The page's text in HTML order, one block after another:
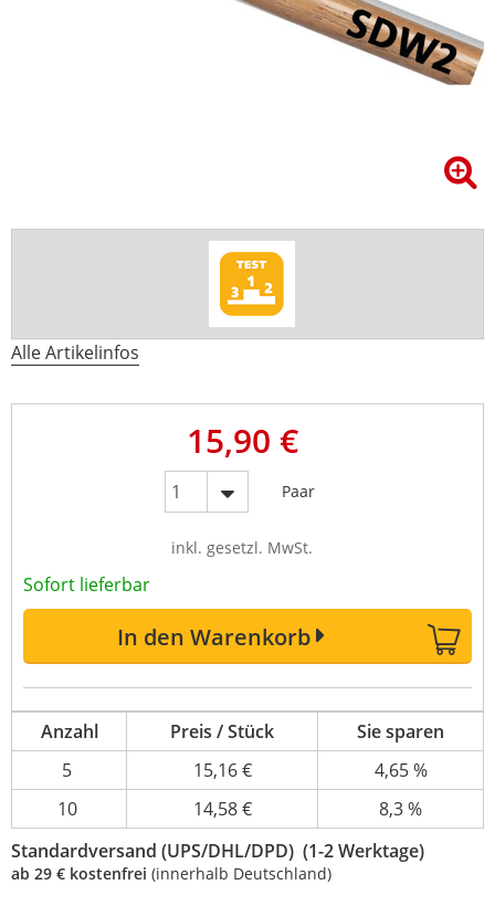
Alle Artikelinfos
15,90 €
Paar
inkl. gesetzl. MwSt.
Sofort lieferbar
In den Warenkorb
Anzahl Preis / Stück
Sie sparen
5
15,16 €
4,65 %
10
14,58 €
8,3 %
Standardversand (UPS/DHL/DPD) (1-2 Werktage)
ab 29 € kostenfrei (innerhalb Deutschland)